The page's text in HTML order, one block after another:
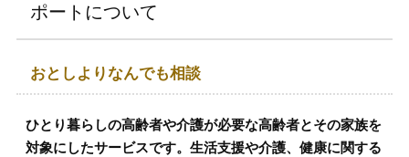
ポートについて
おとしよりなんでも相談
ひとり暮らしの高齢者や介護が必要な高齢者とその家族を
対象にしたサービスです。生活支援や介護、健康に関する